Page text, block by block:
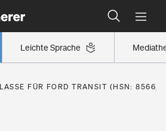
Leichte Sprache
Versicherer finden
Ihre Region eingestuft
Versicherer finden
FÜR FORD TRANSIT (HSN: 8566,